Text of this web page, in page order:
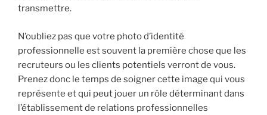
transmettre.
N’oubliez pas que votre photo d’identité
professionnelle est souvent la première chose que les
recruteurs ou les clients potentiels verront de vous.
Prenez donc le temps de soigner cette image qui vous
représente et qui peut jouer un rôle déterminant dans
l’établissement de relations professionnelles